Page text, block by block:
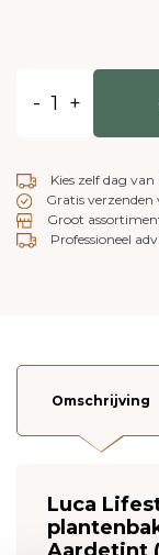
- +
Kies zelf dag
Gratis
Groot
Professioneel
Omschrijving
Luca